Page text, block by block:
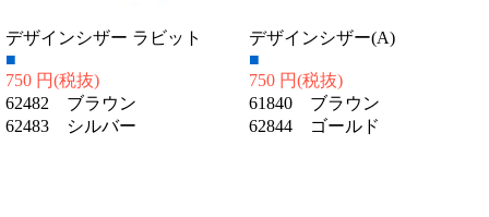
デザインシザー ラビット
■
750 円(税抜)
62482 ブラウン
62483 シルバー
デザインシザー(A)
■
750 円(税抜)
61840 ブラウン
62844 ゴールド